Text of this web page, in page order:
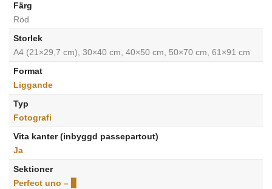
Färg
Röd
Storlek
A4 (21×29,7 cm), 30×40 cm, 40×50 cm, 50×70 cm, 61×91 cm
Format
Liggande
Typ
Fotografi
Vita kanter (inbyggd passepartout)
Ja
Sektioner
Perfect uno – ▊